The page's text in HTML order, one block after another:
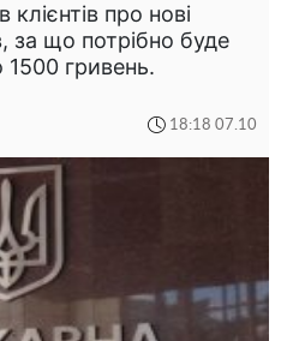
про нові
за що потрібно буде
гривень.
18:18 07.10